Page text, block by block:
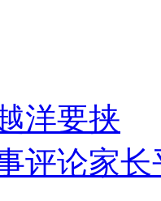
洋要挟
论家长